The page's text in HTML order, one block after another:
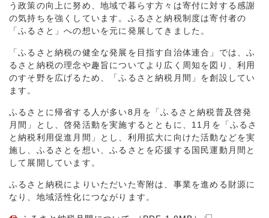
う政策の向上に努め、地域で暮らす方々は寄付に対する感謝
の気持ちを強くしています。ふるさと納税制度は寄付者の
「ふるさと」への想いを元に発展してきました。
「ふるさと納税の健全な発展を目指す自治体連合」では、ふ
るさと納税の理念や趣旨についてより広く周知を図り、利用
のすそ野を広げるため、「ふるさと納税月間」を創設してい
ます。
ふるさとに帰省する人が多い8月を「ふるさと納税普及啓発
月間」とし、啓発活動を実施するとともに、11月を「ふるさ
と納税利用促進月間」とし、利用拡大に向けた活動などを実
施し、ふるさとを想い、ふるさとを応援する国民運動月間と
して展開しています。
ふるさと納税によりいただいた寄附は、事業を進める財源に
なり、地域活性化につながります。